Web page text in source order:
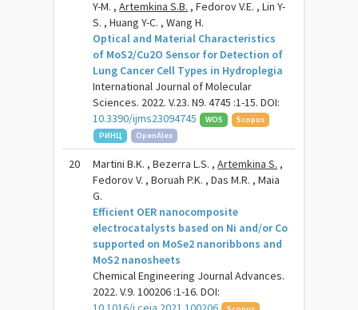
Y-M. ,Artemkina S.B. , Fedorov V.E. , Lin Y-
S. , Huang Y-C. , Wang H.
Optical and Material Characteristics
of MoS2/Cu2O Sensor for Detection of
Lung Cancer Cell Types in Hydroplegia
International Journal of Molecular
Sciences. 2022. V.23. N9. 4745 :1-15. DOI:
10.3390/ijms23094745
WOS
Scopus
РИНЦ
OpenAlex
20 Martini B.K. , Bezerra L.S. ,Artemkina S. ,
Fedorov V. , Boruah P.K. , Das M.R. , Maia
G.
Efficient OER nanocomposite
electrocatalysts based on Ni and/or Co
supported on MoSe2 nanoribbons and
MoS2 nanosheets
Chemical Engineering Journal Advances.
2022. V.9. 100206 :1-16. DOI: